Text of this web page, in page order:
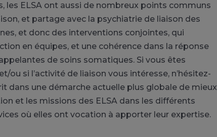
les ELSA ont aussi de nombreux points communs
et partage avec la psychiatrie de liaison des
et donc des interventions conjointes, qui
en équipes, et une cohérence dans la réponse
de soins somatiques. Si vous êtes
ou si l’activité de liaison vous intéresse, n’hésitez-
dans une démarche actuelle plus globale de mieux
et les missions des ELSA dans les différents
où elles ont vocation à apporter leur expertise.